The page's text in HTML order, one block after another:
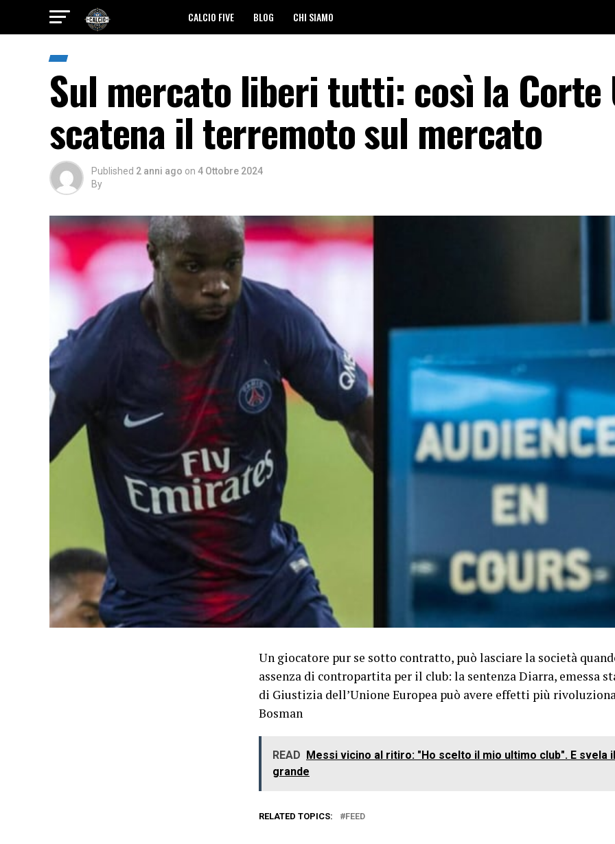
CALCIO FIVE BLOG CHI SIAMO
Sul mercato liberi tutti: così la Corte
scatena il terremoto sul mercato
Published 2 anni ago on 4 Ottobre 2024
By
Un giocatore pur se sotto contratto, può lasciare la società
assenza di contropartita per il club: la sentenza Diarra, emessa
di Giustizia dell’Unione Europea può avere effetti più
Bosman
READ Messi vicino al ritiro: "Ho scelto il mio ultimo club". E svela
grande
RELATED TOPICS: FEED